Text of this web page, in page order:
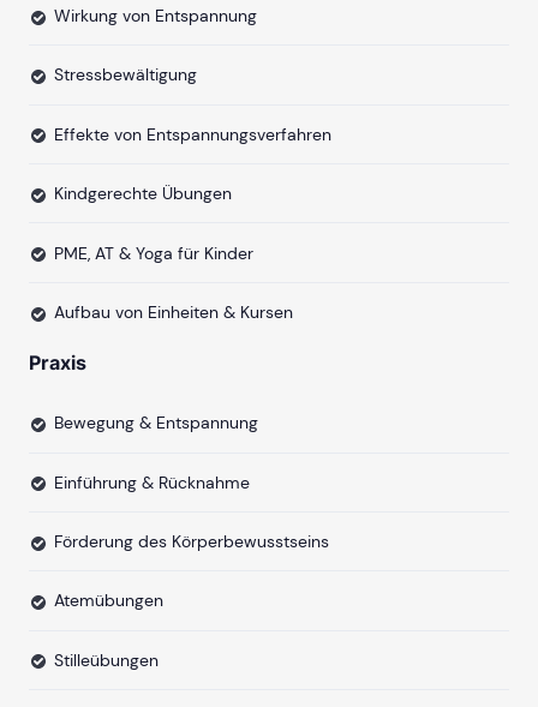
Wirkung von Entspannung
Stressbewältigung
Effekte von Entspannungsverfahren
Kindgerechte Übungen
PME, AT & Yoga für Kinder
Aufbau von Einheiten & Kursen
Praxis
Bewegung & Entspannung
Einführung & Rücknahme
Förderung des Körperbewusstseins
Atemübungen
Stilleübungen